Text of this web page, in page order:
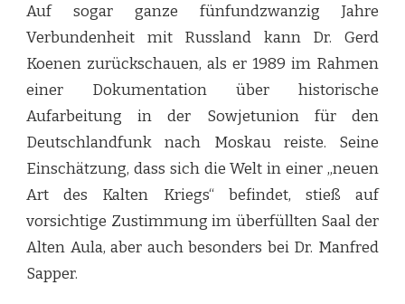
Auf sogar ganze fünfundzwanzig Jahre
Verbundenheit mit Russland kann Dr. Gerd
Koenen zurückschauen, als er 1989 im Rahmen
einer Dokumentation über historische
Aufarbeitung in der Sowjetunion für den
Deutschlandfunk nach Moskau reiste. Seine
Einschätzung, dass sich die Welt in einer „neuen
Art des Kalten Kriegs“ befindet, stieß auf
vorsichtige Zustimmung im überfüllten Saal der
Alten Aula, aber auch besonders bei Dr. Manfred
Sapper.